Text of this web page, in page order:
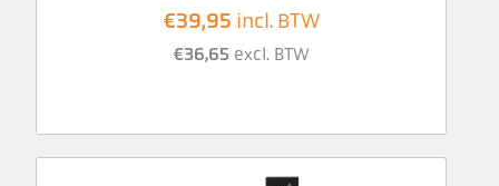
€39,95 incl. BTW
€36,65 excl. BTW